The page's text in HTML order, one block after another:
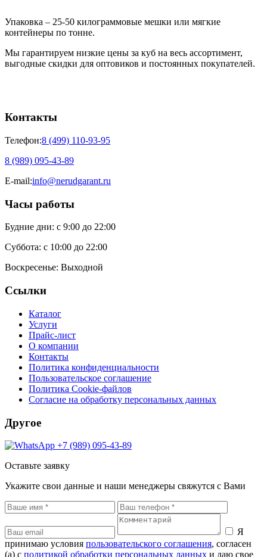
Упаковка – 25-50 килограммовые мешки или мягкие
контейнеры по тонне.
Мы гарантируем низкие цены за куб на весь ассортимент,
выгодные скидки для оптовиков и постоянных покупателей.
Контакты
Телефон:8 (499) 110-93-95
8 (989) 095-43-89
E-mail:info@nerudgarant.ru
Часы работы
Будние дни: с 9:00 до 22:00
Суббота: с 10:00 до 22:00
Воскресенье: Выходной
Ссылки
Каталог
Услуги
Прайс-лист
О компании
Контакты
Политика конфиденциальности
Пользовательское соглашение
Политика Cookie-файлов
Согласие на обработку персональных данных
Другое
+7 (989) 095-43-89
Оставьте заявку
Укажите свои данные и наши менеджеры свяжутся с Вами
Я
принимаю условия пользовательского соглашения, согласен
(а) с политикой обработки персональных данных и даю свое